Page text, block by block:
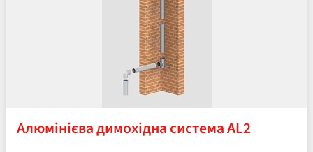
Алюмінієва димохідна система AL2